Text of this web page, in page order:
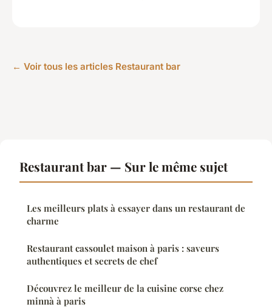
← Voir tous les articles Restaurant bar
Restaurant bar — Sur le même sujet
Les meilleurs plats à essayer dans un restaurant de
charme
Restaurant cassoulet maison à paris : saveurs
authentiques et secrets de chef
Découvrez le meilleur de la cuisine corse chez
minnà à paris